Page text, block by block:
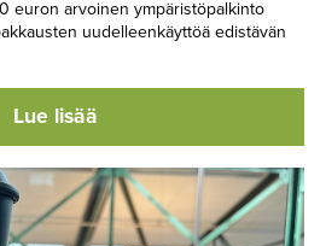
euron arvoinen ympäristöpalkinto
uudelleenkäyttöä edistävän
Lue lisää